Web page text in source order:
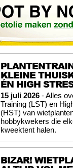
KLEINE
ÉN HIGH
15 juli 2026 - Alles
Training (LST) en
(HST) van
hobbykwekers die
kweektent halen.
BIZAR!